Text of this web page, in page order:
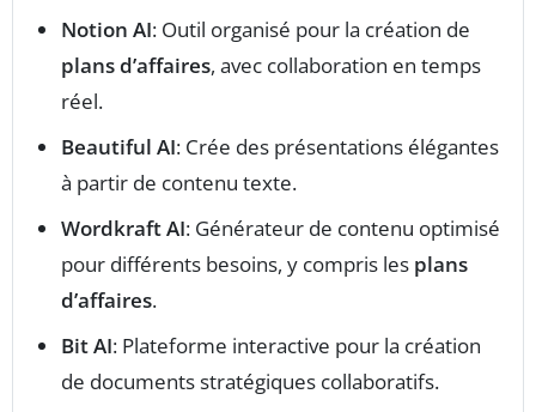
Notion AI: Outil organisé pour la création de
plans d’affaires, avec collaboration en temps
réel.
Beautiful AI: Crée des présentations élégantes
à partir de contenu texte.
Wordkraft AI: Générateur de contenu optimisé
pour différents besoins, y compris les plans
d’affaires.
Bit AI: Plateforme interactive pour la création
de documents stratégiques collaboratifs.